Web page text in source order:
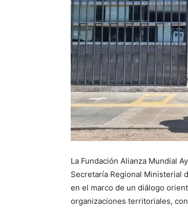
La Fundación Alianza Mundial
Secretaría Regional Ministerial
en el marco de un diálogo
organizaciones territoriales,